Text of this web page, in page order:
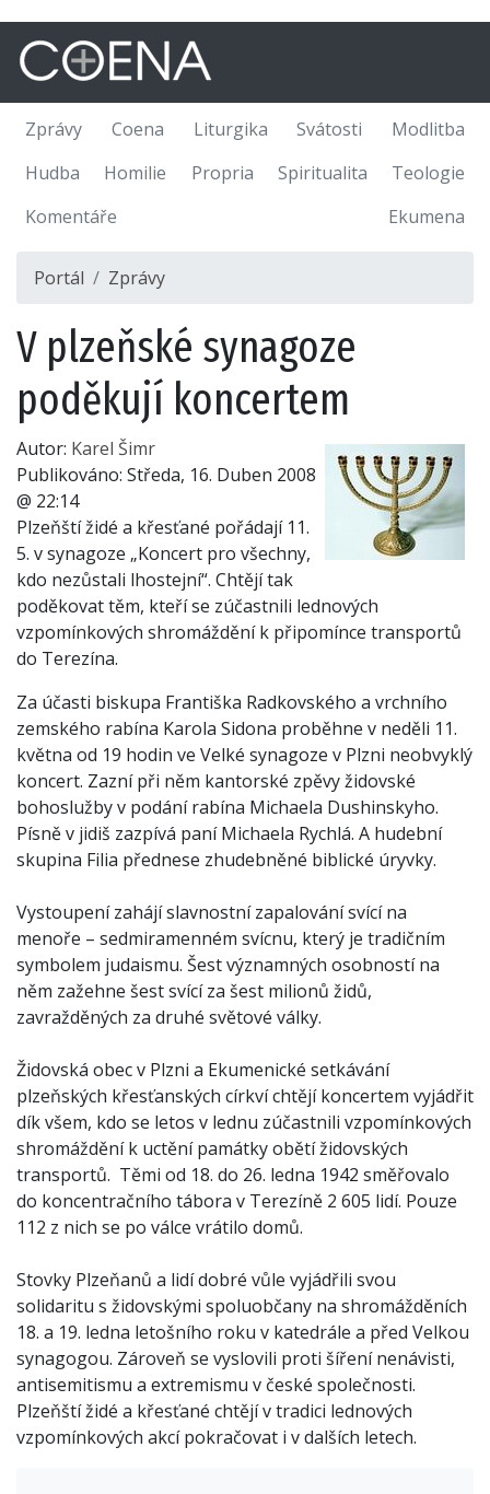
Zprávy Coena Liturgika Svátosti
Modlitba
Hudba
Homilie Propria Spiritualita
Teologie
Komentáře
Ekumena
Portál Zprávy
V plzeňské synagoze
poděkují koncertem
Autor: Karel Šimr
Publikováno: Středa, 16. Duben 2008
@ 22:14
Plzeňští židé a křesťané pořádají 11.
5. v synagoze „Koncert pro všechny,
kdo nezůstali lhostejní“. Chtějí tak
poděkovat těm, kteří se zúčastnili lednových
vzpomínkových shromáždění k připomínce transportů
do Terezína.
Za účasti biskupa Františka Radkovského a vrchního
zemského rabína Karola Sidona proběhne v neděli 11.
května od 19 hodin ve Velké synagoze v Plzni neobvyklý
koncert. Zazní při něm kantorské zpěvy židovské
bohoslužby v podání rabína Michaela Dushinskyho.
Písně v jidiš zazpívá paní Michaela Rychlá. A hudební
skupina Filia přednese zhudebněné biblické úryvky.
Vystoupení zahájí slavnostní zapalování svící na
menoře – sedmiramenném svícnu, který je tradičním
symbolem judaismu. Šest významných osobností na
něm zažehne šest svící za šest milionů židů,
zavražděných za druhé světové války.
Židovská obec v Plzni a Ekumenické setkávání
plzeňských křesťanských církví chtějí koncertem vyjádřit
dík všem, kdo se letos v lednu zúčastnili vzpomínkových
shromáždění k uctění památky obětí židovských
transportů. Těmi od 18. do 26. ledna 1942 směřovalo
do koncentračního tábora v Terezíně 2 605 lidí. Pouze
112 z nich se po válce vrátilo domů.
Stovky Plzeňanů a lidí dobré vůle vyjádřili svou
solidaritu s židovskými spoluobčany na shromážděních
18. a 19. ledna letošního roku v katedrále a před Velkou
synagogou. Zároveň se vyslovili proti šíření nenávisti,
antisemitismu a extremismu v české společnosti.
Plzeňští židé a křesťané chtějí v tradici lednových
vzpomínkových akcí pokračovat i v dalších letech.